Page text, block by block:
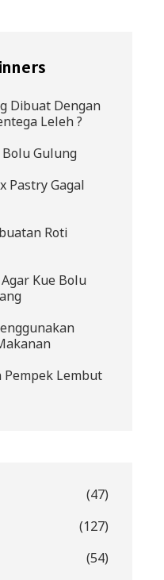
Dibuat Dengan
Leleh ?
Gulung
Pastry Gagal
Roti
Kue Bolu
Pempek Lembut
(47)
(127)
(54)